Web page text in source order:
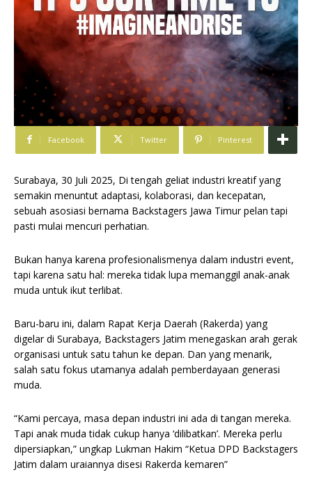
Facebook Twitter Pinterest
Surabaya, 30 Juli 2025, Di tengah geliat industri kreatif yang
semakin menuntut adaptasi, kolaborasi, dan kecepatan,
sebuah asosiasi bernama Backstagers Jawa Timur pelan tapi
pasti mulai mencuri perhatian.
Bukan hanya karena profesionalismenya dalam industri event,
tapi karena satu hal: mereka tidak lupa memanggil anak-anak
muda untuk ikut terlibat.
Baru-baru ini, dalam Rapat Kerja Daerah (Rakerda) yang
digelar di Surabaya, Backstagers Jatim menegaskan arah gerak
organisasi untuk satu tahun ke depan. Dan yang menarik,
salah satu fokus utamanya adalah pemberdayaan generasi
muda.
“Kami percaya, masa depan industri ini ada di tangan mereka.
Tapi anak muda tidak cukup hanya ‘dilibatkan’. Mereka perlu
dipersiapkan,” ungkap Lukman Hakim “Ketua DPD Backstagers
Jatim dalam uraiannya disesi Rakerda kemaren”